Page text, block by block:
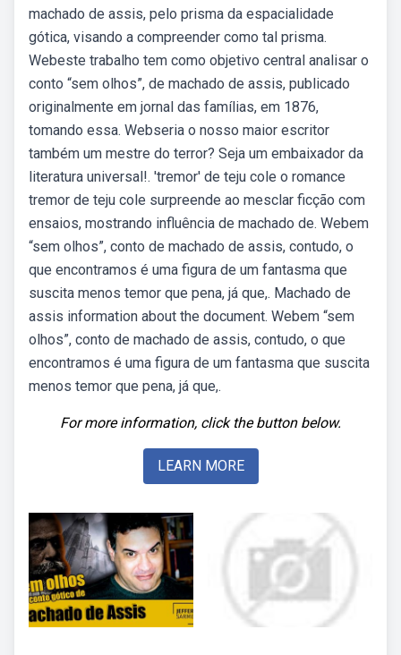
machado de assis, pelo prisma da espacialidade
gótica, visando a compreender como tal prisma.
Webeste trabalho tem como objetivo central analisar o
conto “sem olhos”, de machado de assis, publicado
originalmente em jornal das famílias, em 1876,
tomando essa. Webseria o nosso maior escritor
também um mestre do terror? Seja um embaixador da
literatura universal!. 'tremor' de teju cole o romance
tremor de teju cole surpreende ao mesclar ficção com
ensaios, mostrando influência de machado de. Webem
“sem olhos”, conto de machado de assis, contudo, o
que encontramos é uma figura de um fantasma que
suscita menos temor que pena, já que,. Machado de
assis information about the document. Webem “sem
olhos”, conto de machado de assis, contudo, o que
encontramos é uma figura de um fantasma que suscita
menos temor que pena, já que,.
For more information, click the button below.
LEARN MORE